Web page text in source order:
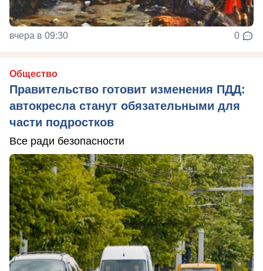
вчера в 09:30 0
Общество
Правительство готовит изменения ПДД:
автокресла станут обязательными для
части подростков
Все ради безопасности